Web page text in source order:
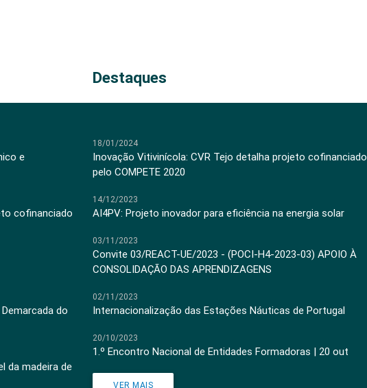
Destaques
e
cofinanciado
do
da madeira de
18/01/2024
Inovação Vitivinícola: CVR Tejo detalha projeto cofinanciado
pelo COMPETE 2020
14/12/2023
AI4PV: Projeto inovador para eficiência na energia solar
03/11/2023
Convite 03/REACT-UE/2023 - (POCI-H4-2023-03) APOIO À
CONSOLIDAÇÃO DAS APRENDIZAGENS
02/11/2023
Internacionalização das Estações Náuticas de Portugal
20/10/2023
1.º Encontro Nacional de Entidades Formadoras | 20 out
VER MAIS